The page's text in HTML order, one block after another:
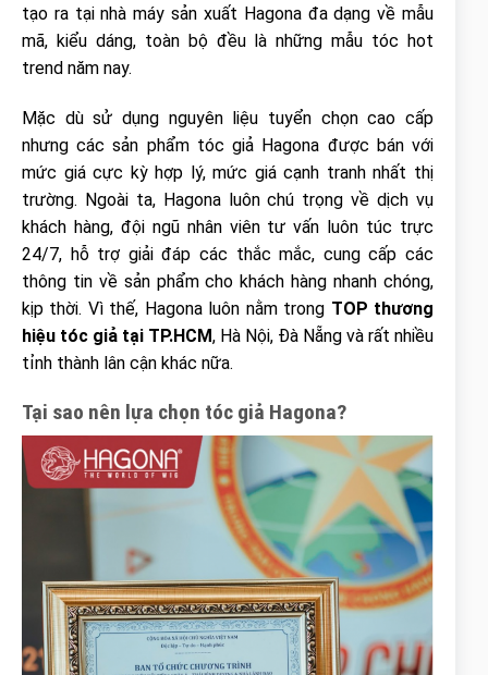
tạo ra tại nhà máy sản xuất Hagona đa dạng về mẫu
mã, kiểu dáng, toàn bộ đều là những mẫu tóc hot
trend năm nay.
Mặc dù sử dụng nguyên liệu tuyển chọn cao cấp
nhưng các sản phẩm tóc giả Hagona được bán với
mức giá cực kỳ hợp lý, mức giá cạnh tranh nhất thị
trường. Ngoài ta, Hagona luôn chú trọng về dịch vụ
khách hàng, đội ngũ nhân viên tư vấn luôn túc trực
24/7, hỗ trợ giải đáp các thắc mắc, cung cấp các
thông tin về sản phẩm cho khách hàng nhanh chóng,
kịp thời. Vì thế, Hagona luôn nằm trong TOP thương
hiệu tóc giả tại TP.HCM, Hà Nội, Đà Nẵng và rất nhiều
tỉnh thành lân cận khác nữa.
Tại sao nên lựa chọn tóc giả Hagona?